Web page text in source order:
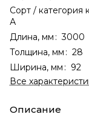
Сорт / категория
А
Длина, мм : 3000
Толщина, мм : 28
Ширина, мм : 92
Все
Описание